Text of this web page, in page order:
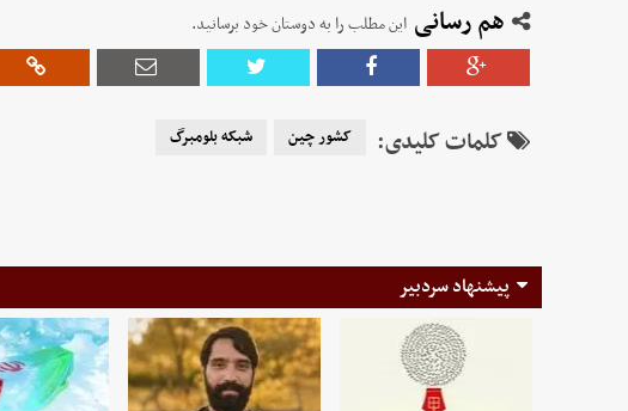
هم رسانی این مطلب را به دوستان خود برسانید.
کلمات کلیدی: کشور چین شبکه بلومبرگ
پیشنهاد سردبیر